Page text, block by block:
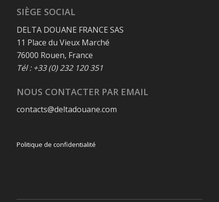
SIÈGE SOCIAL
DELTA DOUANE FRANCE SAS
11 Place du Vieux Marché
76000 Rouen, France
Tél : +33 (0) 232 120 351
NOUS CONTACTER PAR EMAIL
contacts@deltadouane.com
Politique de confidentialité